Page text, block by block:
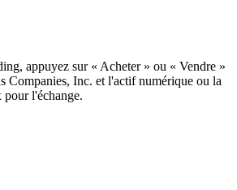
appuyez sur « Acheter » ou « Vendre »
Companies, Inc. et l'actif numérique ou la
l'échange.